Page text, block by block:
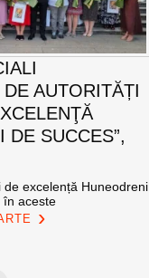
AUTORITĂȚI
DE SUCCES”,
excelență Huneodreni
în aceste